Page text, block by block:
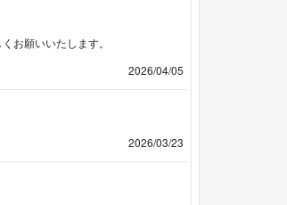
お願いいたします。
2026/04/05
2026/03/23